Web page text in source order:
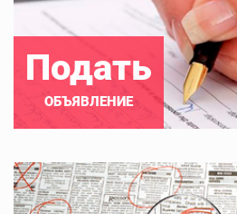
Подать
ОБЪЯВЛЕНИЕ